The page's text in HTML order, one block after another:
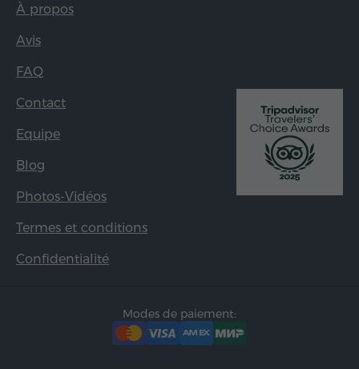
À propos
Avis
FAQ
Contact
Equipe
Blog
Photos-Vidéos
Termes et conditions
Confidentialité
Modes de paiement: